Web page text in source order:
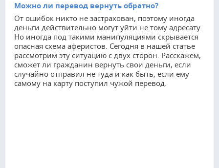
Можно ли перевод вернуть обратно?
От ошибок никто не застрахован, поэтому иногда
деньги действительно могут уйти не тому адресату.
Но иногда под такими манипуляциями скрывается
опасная схема аферистов. Сегодня в нашей статье
рассмотрим эту ситуацию с двух сторон. Расскажем,
сможет ли гражданин вернуть свои деньги, если
случайно отправил не туда и как быть, если ему
самому на карту поступил чужой перевод.